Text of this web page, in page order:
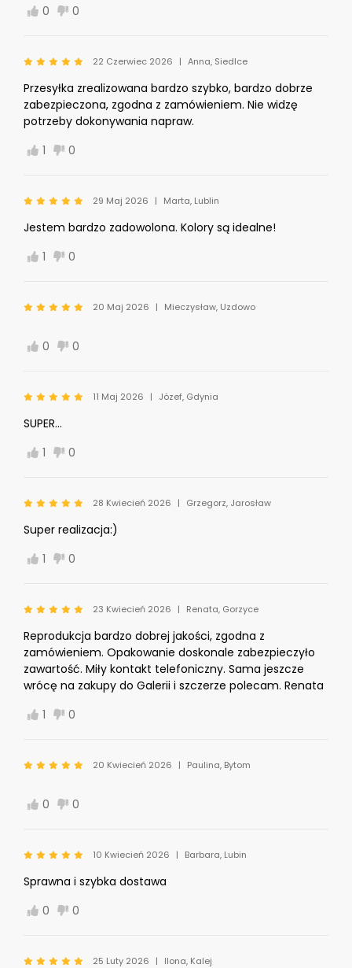
0
0
22 Czerwiec 2026 Anna, Siedlce
Przesyłka zrealizowana bardzo szybko, bardzo dobrze
zabezpieczona, zgodna z zamówieniem. Nie widzę
potrzeby dokonywania napraw.
1
0
29 Maj 2026 Marta, Lublin
Jestem bardzo zadowolona. Kolory są idealne!
1
0
20 Maj 2026 Mieczysław, Uzdowo
0 0
11 Maj 2026 Józef, Gdynia
SUPER...
1
0
28 Kwiecień 2026 Grzegorz, Jarosław
Super realizacja:)
1
0
23 Kwiecień 2026 Renata, Gorzyce
Reprodukcja bardzo dobrej jakości, zgodna z
zamówieniem. Opakowanie doskonale zabezpieczyło
zawartość. Miły kontakt telefoniczny. Sama jeszcze
wrócę na zakupy do Galerii i szczerze polecam. Renata
1
0
20 Kwiecień 2026 Paulina, Bytom
0 0
10 Kwiecień 2026 Barbara, Lubin
Sprawna i szybka dostawa
0
0
25 Luty 2026 Ilona, Kalej